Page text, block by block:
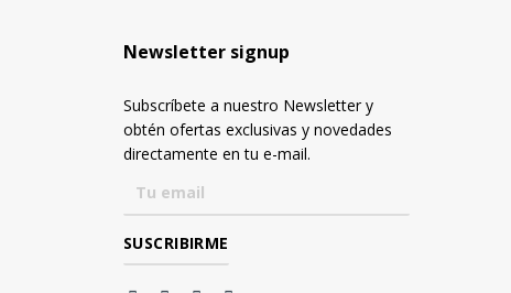
Newsletter signup
Subscríbete a nuestro Newsletter y
obtén ofertas exclusivas y novedades
directamente en tu e-mail.